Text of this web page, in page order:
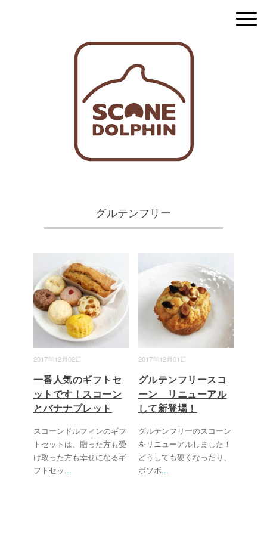
グルテンフリー
2017年12月02日
一番人気のギフトセ
ットです！スコーン
とバナナブレット
スコーンドルフィンのギフ
トセットは、贈った方も受
け取った方も幸せになるギ
フトセッ...
2017年12月01日
グルテンフリースコ
ーン リニューアル
して新登場！
グルテンフリーのスコーン
をリニューアルしました！
どうしても硬くなったり、
ボソボ...